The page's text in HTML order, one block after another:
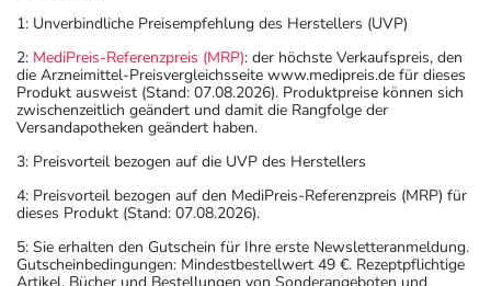
1: Unverbindliche Preisempfehlung des Herstellers (UVP)
2: MediPreis-Referenzpreis (MRP): der höchste Verkaufspreis, den
die Arzneimittel-Preisvergleichsseite www.medipreis.de für dieses
Produkt ausweist (Stand: 07.08.2026). Produktpreise können sich
zwischenzeitlich geändert und damit die Rangfolge der
Versandapotheken geändert haben.
3: Preisvorteil bezogen auf die UVP des Herstellers
4: Preisvorteil bezogen auf den MediPreis-Referenzpreis (MRP) für
dieses Produkt (Stand: 07.08.2026).
5: Sie erhalten den Gutschein für Ihre erste Newsletteranmeldung.
Gutscheinbedingungen: Mindestbestellwert 49 €. Rezeptpflichtige